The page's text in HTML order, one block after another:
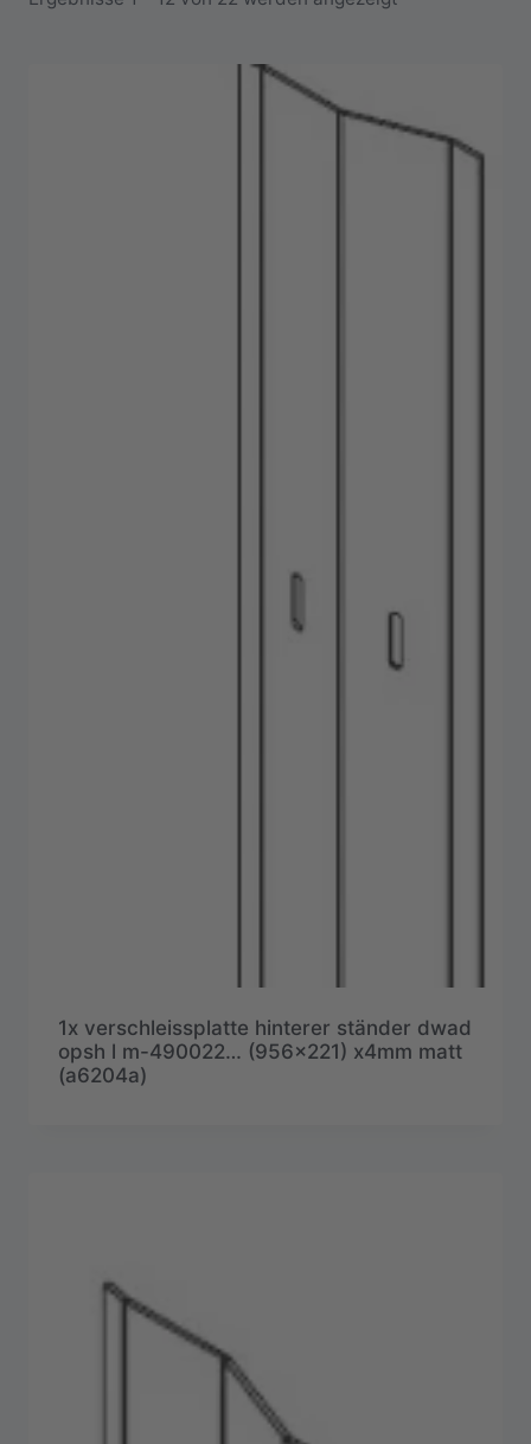
1x verschleissplatte hinterer ständer dwad
opsh l m-490022… (956×221) x4mm matt
(a6204a)